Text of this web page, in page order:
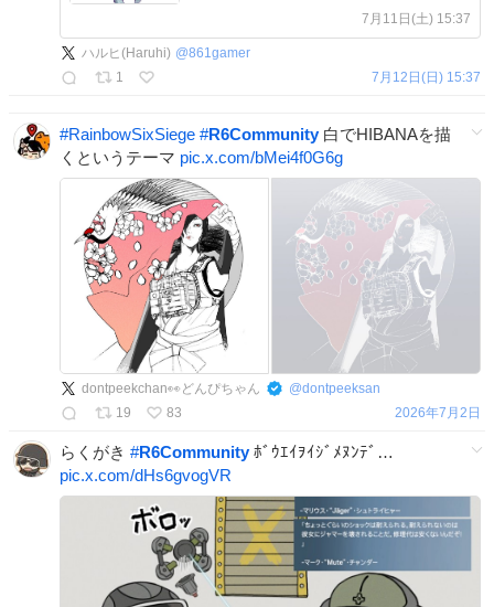
7月11日(土) 15:37
ハルヒ(Haruhi) @861gamer
1
7月12日(日) 15:37
#RainbowSixSiege #R6Community 白でHIBANAを描
くというテーマ pic.x.com/bMei4f0G6g
dontpeekchan👀どんぴちゃん @dontpeeksan
19
83 2026年7月2日
らくがき #R6Community ﾎﾞｳｴｲｦｲｼﾞﾒﾇﾝﾃﾞ…
pic.x.com/dHs6gvogVR